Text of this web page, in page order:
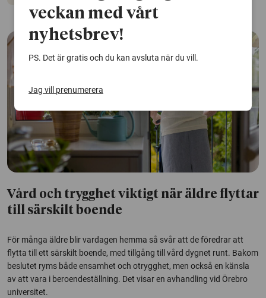
Vård och trygghet viktigt när äldre flyttar
till särskilt boende
För många äldre blir vardagen hemma så svår att de föredrar att
flytta till ett särskilt boende, med tillgång till vård dygnet runt. Bakom
beslutet ryms både ensamhet och otrygghet, men också en känsla
av att vara i beroendeställning. Det visar en avhandling vid Örebro
universitet.
veckan med vårt
nyhetsbrev!
PS. Det är gratis och du kan avsluta när du vill.
Jag vill prenumerera